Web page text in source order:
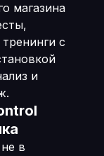
магазина
с
и
в